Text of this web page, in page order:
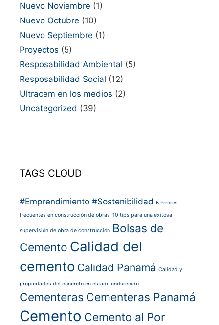
Nuevo Noviembre (1)
Nuevo Octubre (10)
Nuevo Septiembre (1)
Proyectos (5)
Resposabilidad Ambiental (5)
Resposabilidad Social (12)
Ultracem en los medios (2)
Uncategorized (39)
TAGS CLOUD
#Emprendimiento #Sostenibilidad 5 Errores
frecuentes en construcción de obras 10 tips para una exitosa
supervisión de obra de construcción Bolsas de
Cemento Calidad del
cemento Calidad Panamá Calidad y
propiedades del concreto en estado endurecido
Cementeras Cementeras Panamá
Cemento Cemento al Por